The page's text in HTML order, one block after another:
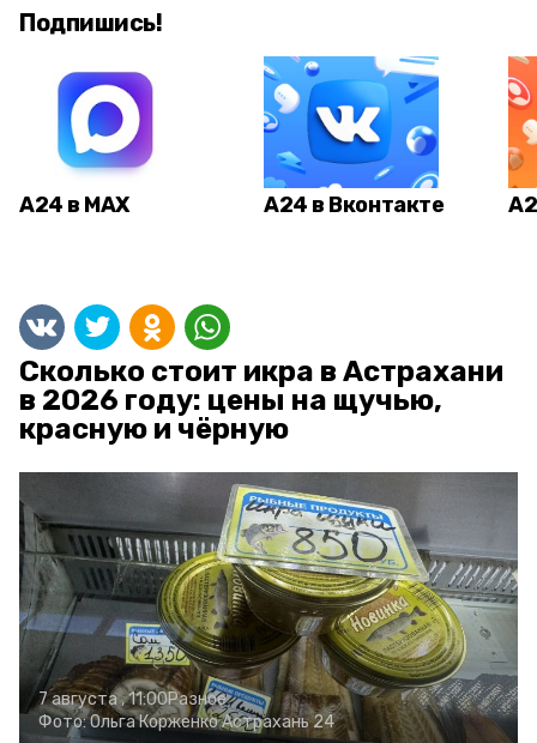
Подпишись!
А24 в MAX А24 в Вконтакте
Сколько стоит икра в Астрахани
в 2026 году: цены на щучью,
красную и чёрную
7 августа , 11:00Разное
Фото:Ольга КорженкоАстрахань 24